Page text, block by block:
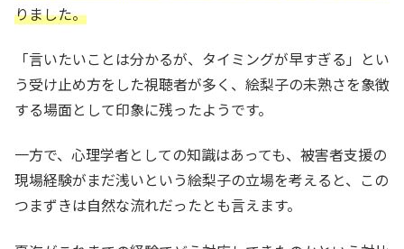
りました。
「言いたいことは分かるが、タイミングが早すぎる」とい
う受け止め方をした視聴者が多く、絵梨子の未熟さを象徴
する場面として印象に残ったようです。
一方で、心理学者としての知識はあっても、被害者支援の
現場経験がまだ浅いという絵梨子の立場を考えると、この
つまずきは自然な流れだったとも言えます。